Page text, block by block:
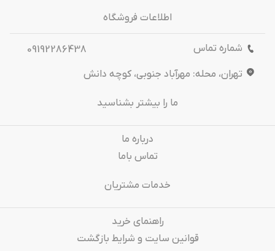
اطلاعات فروشگاه
شماره تماس
09192286438
تهران، محله: مهرآباد جنوبی، کوچه دانش
ما را بیشتر بشناسید
درباره‌ ما
تماس باما
خدمات مشتریان
راهنمای خرید
قوانین سایت و شرایط بازگشت